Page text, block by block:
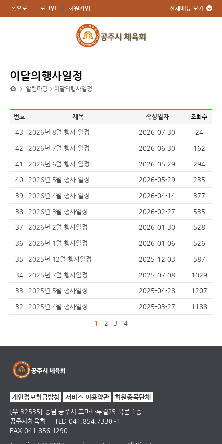
홈으로 로그인 회원가입 전체메뉴 보기
이달의행사일정
> 알림마당 > 이달의행사일정
번호 제목 작성일자 조회수
43 2026년 8월 행사 일정 2026-07-30 24
42 2026년 7월 행사 일정 2026-06-30 162
41 2026년 6월 행사 일정 2026-05-29 294
40 2026년 5월 행사 일정 2026-05-29 235
39 2026년 4월 행사 일정 2026-04-14 377
38 2026년 3월 행사일정 2026-02-27 535
37 2026년 2월 행사일정 2026-01-30 528
36 2026년 1월 행사일정 2026-01-06 526
35 2025년 12월 행사일정 2025-12-03 587
34 2025년 7월 행사일정 2025-07-08 1029
33 2025년 5월 행사일정 2025-04-28 1207
32 2025년 4월 행사일정 2025-03-27 1188
1 2 3 4
개인정보취급방침 서비스 이용약관
회원종목단체
[우 32535] 충남 공주시 고마나루길25 북문 1층
공주시체육회
TEL: 041.854.7330~1
FAX:041.856.1290